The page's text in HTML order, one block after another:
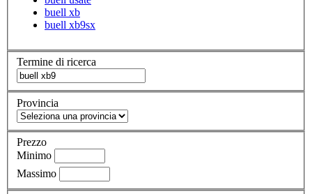
buell xb
buell xb9sx
Termine di ricerca
Provincia
Prezzo
Minimo
Massimo